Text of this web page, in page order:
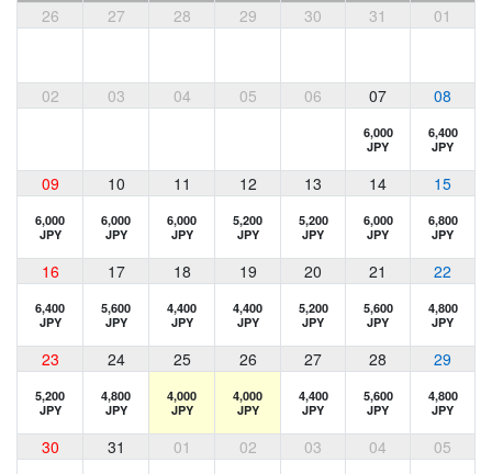
26
27 28 29 30 31 01
02 03 04 05 06 07 08
6,000
JPY
6,400
JPY
09 10 11 12 13 14 15
6,000
JPY
6,000
JPY
6,000
JPY
5,200
JPY
5,200
JPY
6,000
JPY
6,800
JPY
16 17 18 19 20 21 22
6,400
JPY
5,600
JPY
4,400
JPY
4,400
JPY
5,200
JPY
5,600
JPY
4,800
JPY
23 24 25 26 27 28 29
5,200
JPY
4,800
JPY
4,000
JPY
4,000
JPY
4,400
JPY
5,600
JPY
4,800
JPY
30 31 01 02 03 04 05